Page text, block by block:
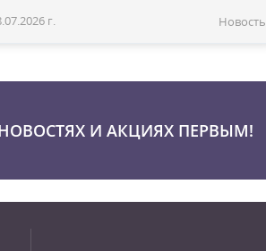
г. Новость
И АКЦИЯХ ПЕРВЫМ!